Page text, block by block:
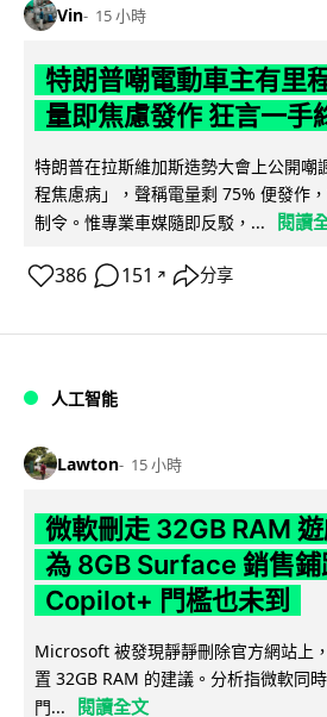
Vin 15 小時
特朗普嘲電動車主有里
量即焦慮發作 狂言一手
特朗普在拉斯維加斯造勢大會上公開嘲
程焦慮病」，聲稱電量剩 75% 便發作
制令。惟專業車媒隨即反駁，...
閱讀
386 151 ↗ 分享
人工智能
Lawton 15 小時
微軟刪走 32GB RAM
為 8GB Surface 銷售鋪
Copilot+ 門檻也未到
Microsoft 被發現靜靜刪除官方網站上
置 32GB RAM 的建議。分析指微軟同
門...
閱讀全文